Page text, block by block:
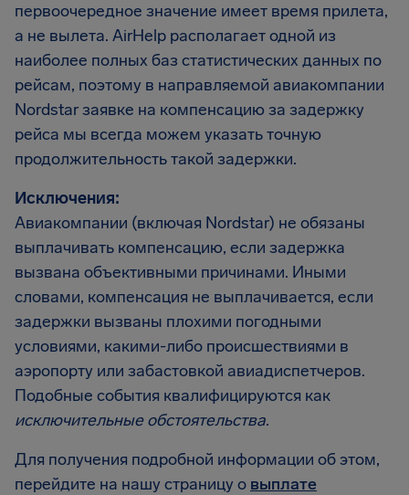
первоочередное значение имеет время прилета,
а не вылета. AirHelp располагает одной из
наиболее полных баз статистических данных по
рейсам, поэтому в направляемой авиакомпании
Nordstar заявке на компенсацию за задержку
рейса мы всегда можем указать точную
продолжительность такой задержки.
Исключения:
Авиакомпании (включая Nordstar) не обязаны
выплачивать компенсацию, если задержка
вызвана объективными причинами. Иными
словами, компенсация не выплачивается, если
задержки вызваны плохими погодными
условиями, какими-либо происшествиями в
аэропорту или забастовкой авиадиспетчеров.
Подобные события квалифицируются как
исключительные обстоятельства.
Для получения подробной информации об этом,
перейдите на нашу страницу о выплате